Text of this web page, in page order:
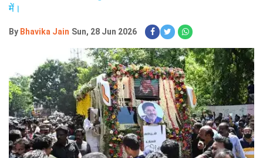
में।
By Bhavika Jain Sun, 28 Jun 2026